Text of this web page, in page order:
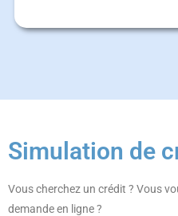
Simulation de
Vous cherchez un crédit ? Vous
demande en ligne ?